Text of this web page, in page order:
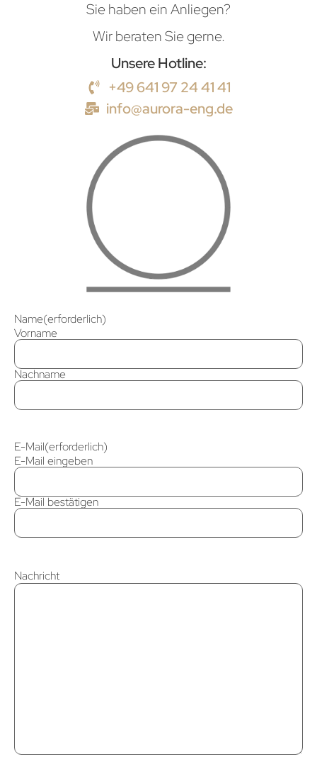
Sie haben ein Anliegen?
Wir beraten Sie gerne.
Unsere Hotline:
+49 641 97 24 41 41
info@aurora-eng.de
Name(erforderlich)
Vorname
Nachname
E-Mail(erforderlich)
E-Mail eingeben
E-Mail bestätigen
Nachricht